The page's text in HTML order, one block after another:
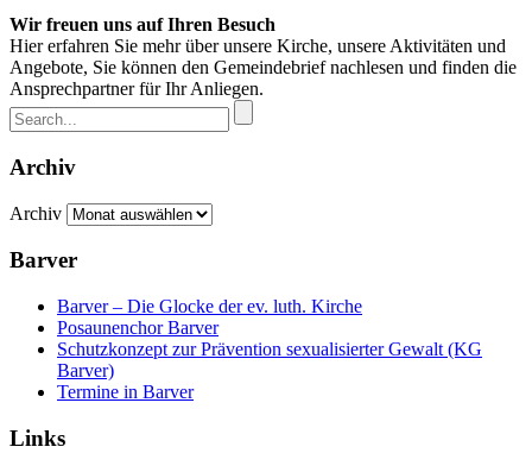
Wir freuen uns auf Ihren Besuch
Hier erfahren Sie mehr über unsere Kirche, unsere Aktivitäten und
Angebote, Sie können den Gemeindebrief nachlesen und finden die
Ansprechpartner für Ihr Anliegen.
Archiv
Archiv
Barver
Barver – Die Glocke der ev. luth. Kirche
Posaunenchor Barver
Schutzkonzept zur Prävention sexualisierter Gewalt (KG
Barver)
Termine in Barver
Links